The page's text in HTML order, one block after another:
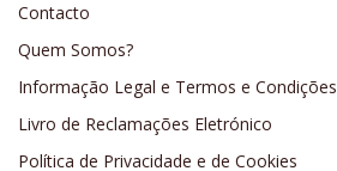
Contacto
Quem Somos?
Informação Legal e Termos e Condições
Livro de Reclamações Eletrónico
Política de Privacidade e de Cookies